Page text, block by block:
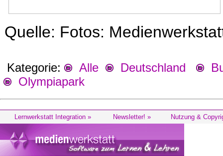
Quelle: Fotos:
Kategorie: Alle Deutschland
Olympiapark
Lernwerkstatt Integration » Newsletter! » Nutzung &